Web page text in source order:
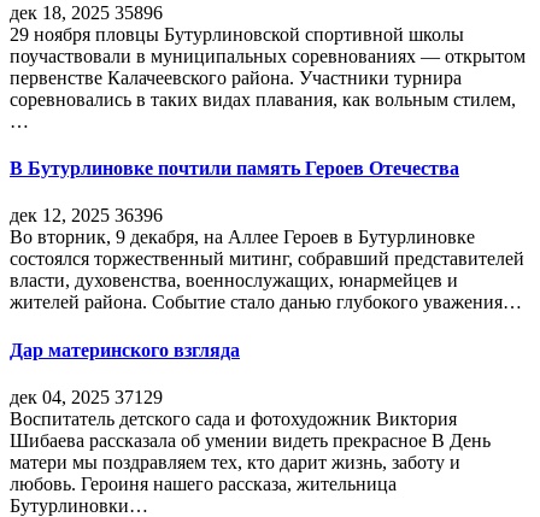
дек 18, 2025 35896
29 ноября пловцы Бутурлиновской спортивной школы
поучаствовали в муниципальных соревнованиях — открытом
первенстве Калачеевского района. Участники турнира
соревновались в таких видах плавания, как вольным стилем,
…
В Бутурлиновке почтили память Героев Отечества
дек 12, 2025 36396
Во вторник, 9 декабря, на Аллее Героев в Бутурлиновке
состоялся торжественный митинг, собравший представителей
власти, духовенства, военнослужащих, юнармейцев и
жителей района. Событие стало данью глубокого уважения…
Дар материнского взгляда
дек 04, 2025 37129
Воспитатель детского сада и фотохудожник Виктория
Шибаева рассказала об умении видеть прекрасное В День
матери мы поздравляем тех, кто дарит жизнь, заботу и
любовь. Героиня нашего рассказа, жительница
Бутурлиновки…